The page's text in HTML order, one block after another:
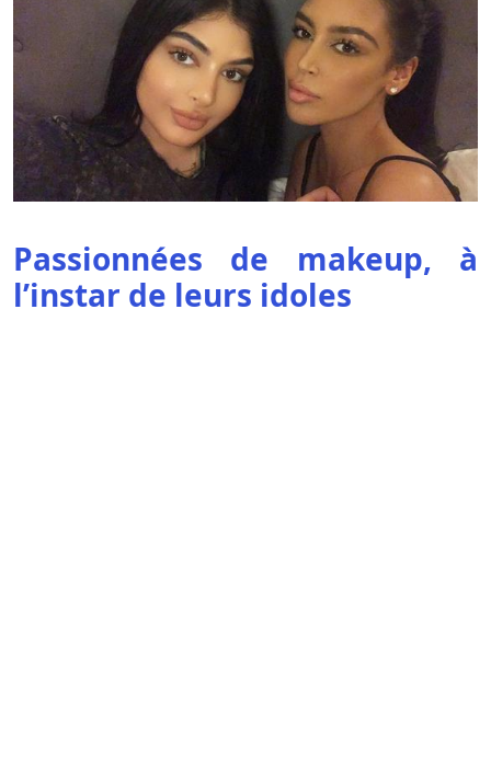
Passionnées de makeup, à
l’instar de leurs idoles